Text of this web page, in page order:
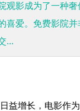
影成为了一种
爱。免费影院
...
益增长，电影作